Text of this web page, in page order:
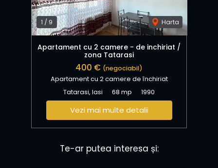
1 / 9 Harta
Apartament cu 2 camere - de inchiriat /
zona Tatarasi
400 € (negociabil)
Apartament cu 2 camere de închiriat
Tatarasi, Iasi
68 mp 1990
Vezi mai multe detalii
Te-ar putea interesa și: